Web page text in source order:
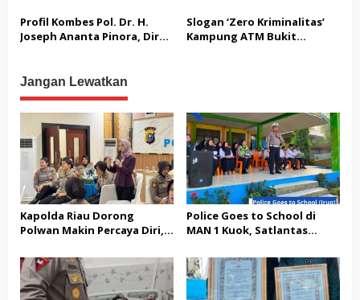
Tak Kenal Lelah
Profil Kombes Pol. Dr. H.
Joseph Ananta Pinora, Dir
Terorisme Berpengalaman
Slogan ‘Zero Kriminalitas’
Kampung ATM Bukit
Jangan Lewatkan
Kapolda Riau Dorong
Polwan Makin Percaya Diri,
Public Speaking
Police Goes to School di
MAN 1 Kuok, Satlantas
Keselamatan Berlalu Lintas
dan Bagikan Helm SNI